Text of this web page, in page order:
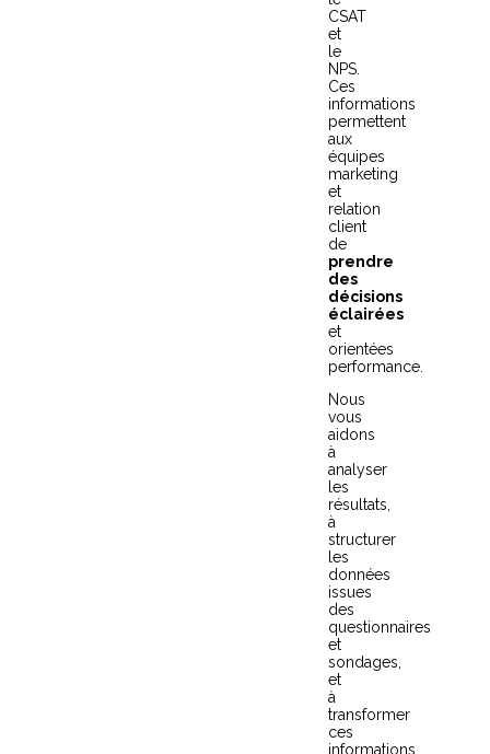
CSAT
et
le
NPS.
Ces
informations
permettent
aux
équipes
marketing
et
relation
client
de
prendre
des
décisions
éclairées
et
orientées
performance.
Nous
vous
aidons
à
analyser
les
résultats,
à
structurer
les
données
issues
des
questionnaires
et
sondages,
et
à
transformer
ces
informations